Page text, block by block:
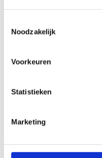
Noodzakelijk
Voorkeuren
Statistieken
Marketing